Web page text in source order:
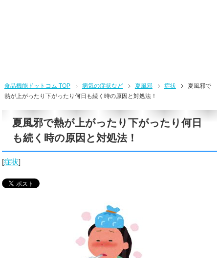
食品機能ドットコム TOP 病気の症状など 夏風邪 症状
夏風邪で
熱が上がったり下がったり何日も続く時の原因と対処法！
夏風邪で熱が上がったり下がったり何日
も続く時の原因と対処法！
[症状]